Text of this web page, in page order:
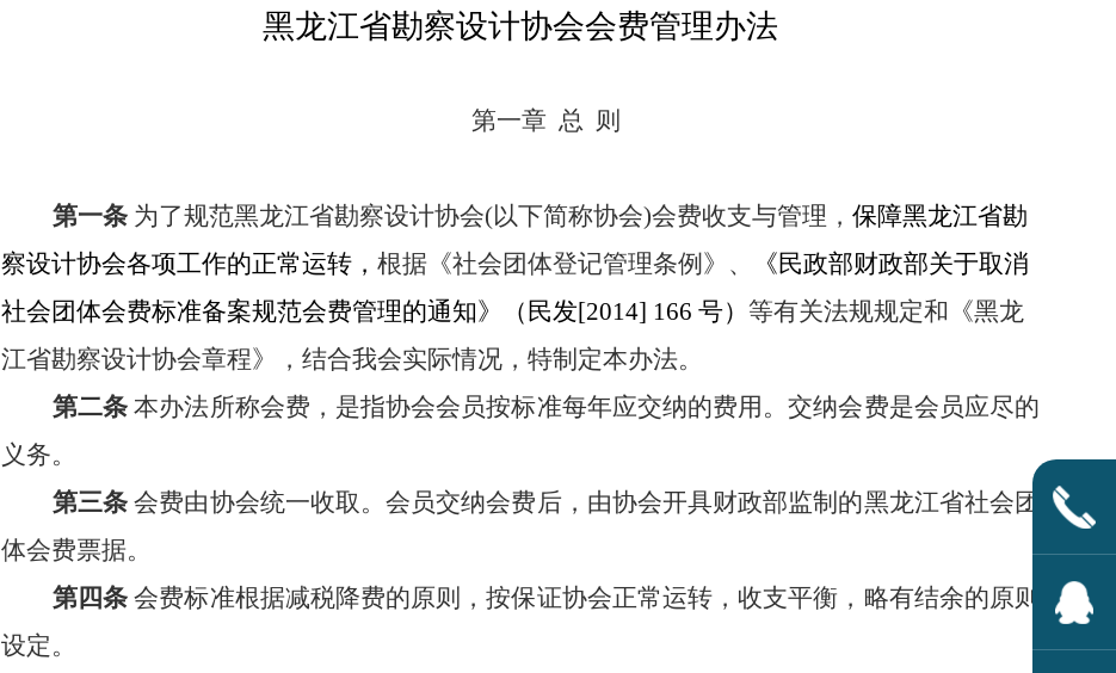
黑龙江省勘察设计协会会费管理办法
第一章 总 则
第一条 为了规范黑龙江省勘察设计协会(以下简称协会)会费收支与管理， 保障黑龙江省勘
察设计协会各项工作的正常运转， 根据《社会团体登记管理条例》 、
《民政部财政部关于取消
社会团体会费标准备案规范会费管理的通知》（民发[2014] 166 号） 等有关法规规定和 《黑龙
江省勘察设计协会章程》， 结合我会实际情况，特制定本办法。
第二条 本办法所称会费，是指协会会员按标准每年应交纳的费用。交纳会费是会员应尽的
义务。
第三条 会费由协会统一收取。会员交纳会费后，由协会开具财政部监制的黑龙江省社会团
体会费票据。
第四条 会费标准根据减税降费的原则，按保证协会正常运转，收支平衡，略有结余的原则
设定。